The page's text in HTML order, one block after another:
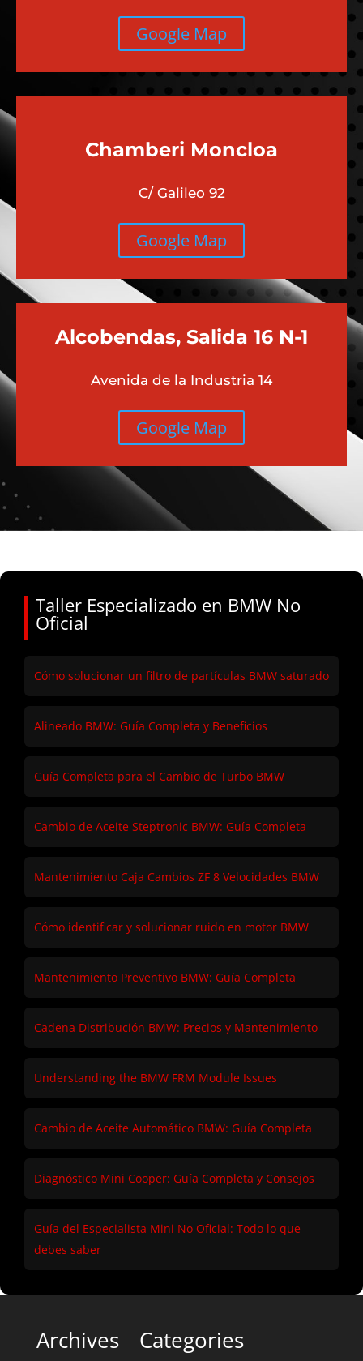
Google Map
Chamberi Moncloa
C/ Galileo 92
Google Map
Alcobendas, Salida 16 N-1
Avenida de la Industria 14
Google Map
Taller Especializado en BMW No
Oficial
Cómo solucionar un filtro de partículas BMW saturado
Alineado BMW: Guía Completa y Beneficios
Guía Completa para el Cambio de Turbo BMW
Cambio de Aceite Steptronic BMW: Guía Completa
Mantenimiento Caja Cambios ZF 8 Velocidades BMW
Cómo identificar y solucionar ruido en motor BMW
Mantenimiento Preventivo BMW: Guía Completa
Cadena Distribución BMW: Precios y Mantenimiento
Understanding the BMW FRM Module Issues
Cambio de Aceite Automático BMW: Guía Completa
Diagnóstico Mini Cooper: Guía Completa y Consejos
Guía del Especialista Mini No Oficial: Todo lo que
debes saber
Archives Categories